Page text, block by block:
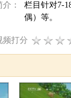
介：
栏目针对7-
偶）等。
频打分